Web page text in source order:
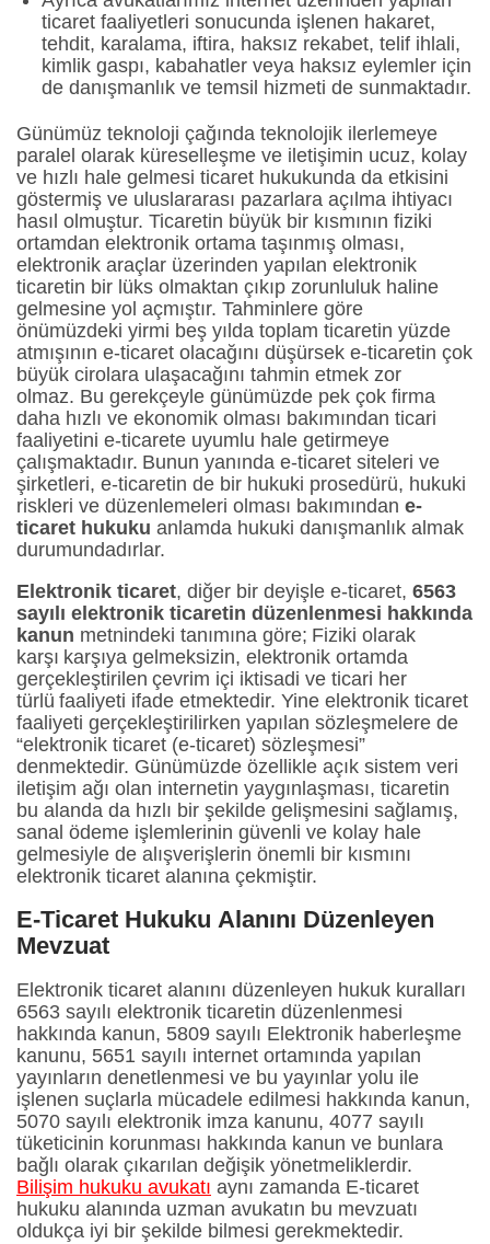
ticaret faaliyetleri sonucunda işlenen hakaret,
tehdit, karalama, iftira, haksız rekabet, telif ihlali,
kimlik gaspı, kabahatler veya haksız eylemler için
de danışmanlık ve temsil hizmeti de sunmaktadır.
Günümüz teknoloji çağında teknolojik ilerlemeye
paralel olarak küreselleşme ve iletişimin ucuz, kolay
ve hızlı hale gelmesi ticaret hukukunda da etkisini
göstermiş ve uluslararası pazarlara açılma ihtiyacı
hasıl olmuştur. Ticaretin büyük bir kısmının fiziki
ortamdan elektronik ortama taşınmış olması,
elektronik araçlar üzerinden yapılan elektronik
ticaretin bir lüks olmaktan çıkıp zorunluluk haline
gelmesine yol açmıştır. Tahminlere göre
önümüzdeki yirmi beş yılda toplam ticaretin yüzde
atmışının e-ticaret olacağını düşürsek e-ticaretin çok
büyük cirolara ulaşacağını tahmin etmek zor
olmaz. Bu gerekçeyle günümüzde pek çok firma
daha hızlı ve ekonomik olması bakımından ticari
faaliyetini e-ticarete uyumlu hale getirmeye
çalışmaktadır. Bunun yanında e-ticaret siteleri ve
şirketleri, e-ticaretin de bir hukuki prosedürü, hukuki
riskleri ve düzenlemeleri olması bakımından e-
ticaret hukuku anlamda hukuki danışmanlık almak
durumundadırlar.
Elektronik ticaret, diğer bir deyişle e-ticaret, 6563
sayılı elektronik ticaretin düzenlenmesi hakkında
kanun metnindeki tanımına göre; Fiziki olarak
karşı karşıya gelmeksizin, elektronik ortamda
gerçekleştirilen çevrim içi iktisadi ve ticari her
türlü faaliyeti ifade etmektedir. Yine elektronik ticaret
faaliyeti gerçekleştirilirken yapılan sözleşmelere de
“elektronik ticaret (e-ticaret) sözleşmesi”
denmektedir. Günümüzde özellikle açık sistem veri
iletişim ağı olan internetin yaygınlaşması, ticaretin
bu alanda da hızlı bir şekilde gelişmesini sağlamış,
sanal ödeme işlemlerinin güvenli ve kolay hale
gelmesiyle de alışverişlerin önemli bir kısmını
elektronik ticaret alanına çekmiştir.
E-Ticaret Hukuku Alanını Düzenleyen
Mevzuat
Elektronik ticaret alanını düzenleyen hukuk kuralları
6563 sayılı elektronik ticaretin düzenlenmesi
hakkında kanun, 5809 sayılı Elektronik haberleşme
kanunu, 5651 sayılı internet ortamında yapılan
yayınların denetlenmesi ve bu yayınlar yolu ile
işlenen suçlarla mücadele edilmesi hakkında kanun,
5070 sayılı elektronik imza kanunu, 4077 sayılı
tüketicinin korunması hakkında kanun ve bunlara
bağlı olarak çıkarılan değişik yönetmeliklerdir.
Bilişim hukuku avukatı aynı zamanda E-ticaret
hukuku alanında uzman avukatın bu mevzuatı
oldukça iyi bir şekilde bilmesi gerekmektedir.